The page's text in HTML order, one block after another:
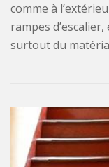
comme à
rampes
surtout du